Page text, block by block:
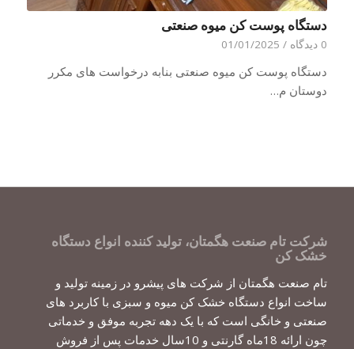
دستگاه پوست کن میوه صنعتی
0 دیدگاه /
01/01/2025
دستگاه پوست کن میوه صنعتی بنابه درخواست های مکرر
دوستان م…
شرکت تام صنعت هگمتان، تولید کننده انواع دستگاه
خشک کن
تام صنعت هگمتان از شرکت های پیشرو در زمینه تولید و
ساخت انواع دستگاه خشک کن میوه و سبزی با کاربرد های
صنعتی و خانگی است که با یک دهه تجربه موفق و خدماتی
چون ارائه 18ماه گارنتی و 10سال خدمات پس از فروش